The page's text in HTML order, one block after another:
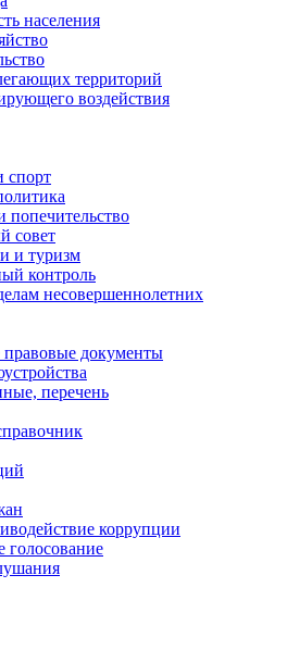
населения
территорий
воздействия
спорт
попечительство
совет
и туризм
контроль
несовершеннолетних
документы
перечень
коррупции
голосование